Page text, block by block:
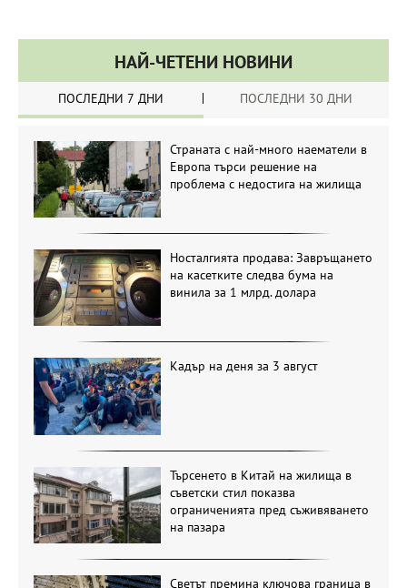
НАЙ-ЧЕТЕНИ НОВИНИ
ПОСЛЕДНИ 7 ДНИ ПОСЛЕДНИ 30 ДНИ
Страната с най-много наематели в
Европа търси решение на
проблема с недостига на жилища
Носталгията продава: Завръщането
на касетките следва бума на
винила за 1 млрд. долара
Кадър на деня за 3 август
Търсенето в Китай на жилища в
съветски стил показва
ограниченията пред съживяването
на пазара
Светът премина ключова граница в